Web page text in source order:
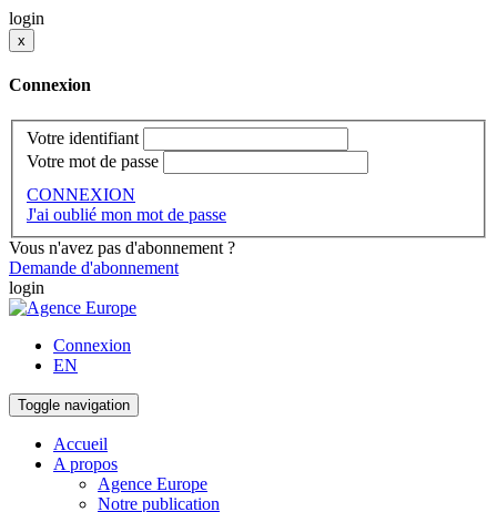
login
x
Connexion
Votre identifiant
Votre mot de passe
CONNEXION
J'ai oublié mon mot de passe
Vous n'avez pas d'abonnement ?
Demande d'abonnement
login
Connexion
EN
Toggle navigation
Accueil
A propos
Agence Europe
Notre publication